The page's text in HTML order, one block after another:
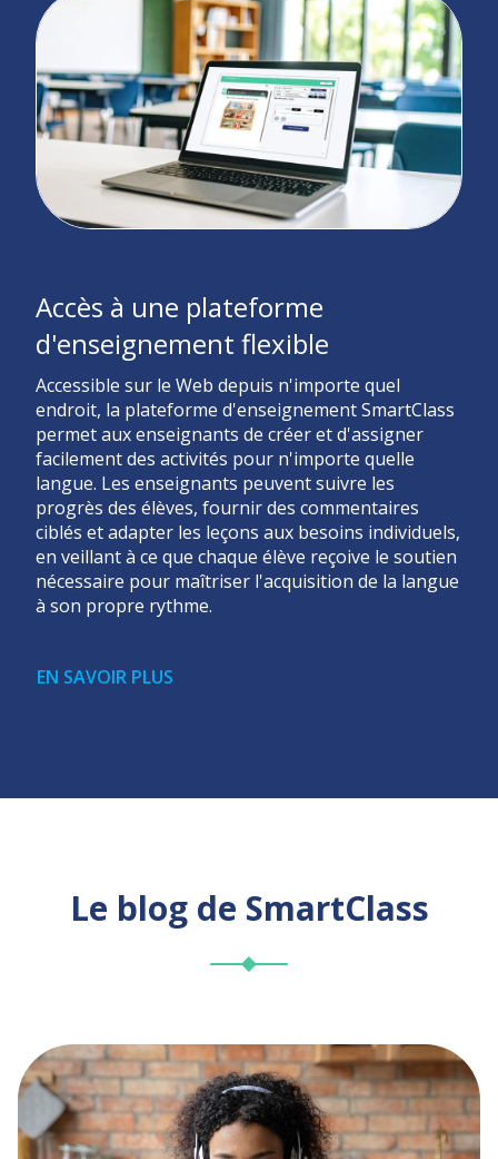
Accès à une plateforme
d'enseignement flexible
Accessible sur le Web depuis n'importe quel
endroit, la plateforme d'enseignement SmartClass
permet aux enseignants de créer et d'assigner
facilement des activités pour n'importe quelle
langue. Les enseignants peuvent suivre les
progrès des élèves, fournir des commentaires
ciblés et adapter les leçons aux besoins individuels,
en veillant à ce que chaque élève reçoive le soutien
nécessaire pour maîtriser l'acquisition de la langue
à son propre rythme.
EN SAVOIR PLUS
Le blogde SmartClass